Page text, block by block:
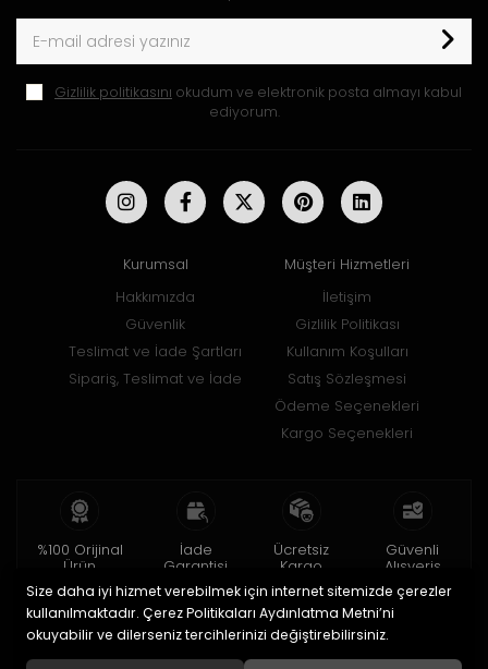
Gizlilik politikasını okudum ve elektronik posta almayı kabul
ediyorum.
Kurumsal
Hakkımızda
Güvenlik
Teslimat ve İade Şartları
Sipariş, Teslimat ve İade
Müşteri Hizmetleri
İletişim
Gizlilik Politikası
Kullanım Koşulları
Satış Sözleşmesi
Ödeme Seçenekleri
Kargo Seçenekleri
%100 Orijinal
Ürün
2 yıl garanti
İade
Garantisi
15 gün içinde
iade
Ücretsiz
Kargo
150 TL ve üzeri
Güvenli
Alışveriş
256bit SSL ile
Size daha iyi hizmet verebilmek için internet sitemizde çerezler
kullanılmaktadır. Çerez Politikaları Aydınlatma Metni’ni
okuyabilir ve dilerseniz tercihlerinizi değiştirebilirsiniz.